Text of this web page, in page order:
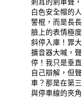
刺耳的剎車聲
白色安全帽的
警棍，而是長
臉上的表情極
斜停入庫！罪
擴音器大喊，
停！我只是垂
自己辯解，但
車？那是在第
與停車線的夾